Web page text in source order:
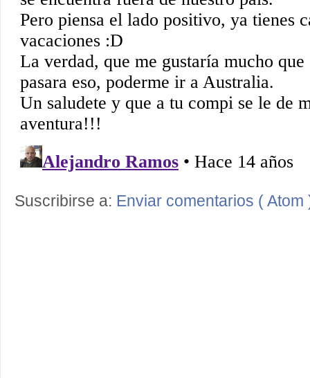
Suscribirse a: Enviar comentarios ( Atom